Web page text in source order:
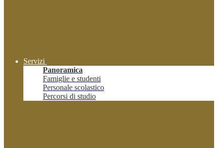
Servizi
Panoramica
Famiglie e studenti
Personale scolastico
Percorsi di studio